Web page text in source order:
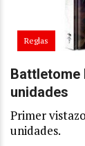
Reglas
Battletome
unidades
Primer
unidades.